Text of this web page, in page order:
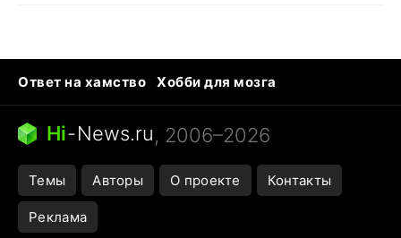
Ответ на хамство
Хобби для мозга
Бензин 100 vs 95
Тунцы в океанариуме
Следующая пандемия
Hi-News.ru, 2006–2026
Темы Авторы О проекте Контакты
Реклама